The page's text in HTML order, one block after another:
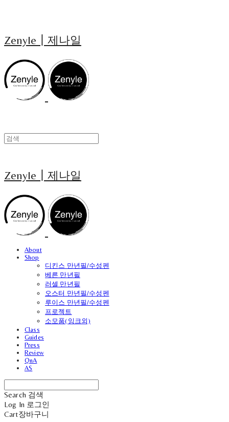
Zenyle┃제나일
Zenyle┃제나일
About
Shop
디킨스 만년필/수성펜
베른 만년필
러셀 만년필
오스터 만년필/수성펜
루이스 만년필/수성펜
프로젝트
소모품(잉크외)
Class
Guides
Press
Review
QnA
AS
Search 검색
Log In 로그인
Cart장바구니